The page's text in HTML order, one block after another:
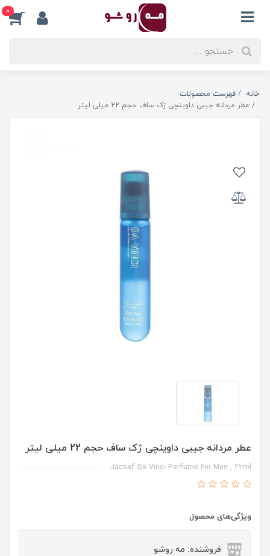
0
خانه
فهرست محصولات
عطر مردانه جیبی داوینچی ژک ساف حجم 22 میلی لیتر
عطر مردانه جیبی داوینچی ژک ساف حجم 22 میلی لیتر
Jacsaf Da Vinci Perfume For Men , 22ml
ویژگی‌های محصول
فروشنده: مه رو‌شو